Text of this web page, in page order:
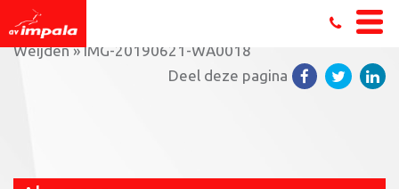
Home»Zwem11stedentocht met Maarten van der
Weijden»IMG-20190621-WA0018
Deel deze pagina